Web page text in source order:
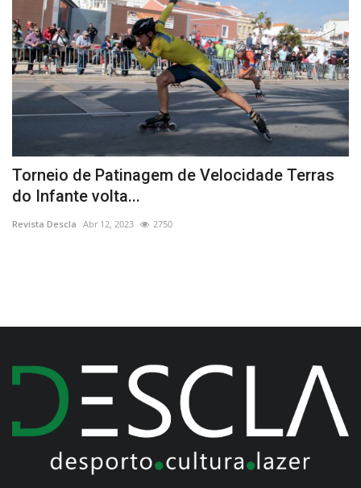
Torneio de Patinagem de Velocidade Terras
do Infante volta...
Revista Descla Abr 12, 2023 2750